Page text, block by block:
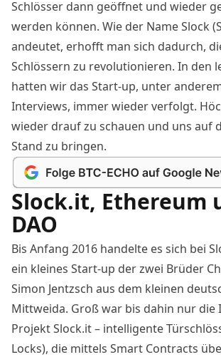
Schlösser dann geöffnet und wieder
werden können. Wie der Name Slock
andeutet, erhofft man sich dadurch,
Schlössern zu revolutionieren. In den
hatten wir das Start-up, unter
Interviews, immer wieder verfolgt.
wieder drauf zu schauen und uns auf
Stand zu bringen.
Slock.it, Ethereum
DAO
Bis Anfang 2016 handelte es sich bei
ein kleines Start-up der zwei Brüder
Simon Jentzsch aus dem kleinen
Mittweida. Groß war bis dahin nur die
Projekt Slock.it – intelligente
Locks), die mittels Smart Contracts